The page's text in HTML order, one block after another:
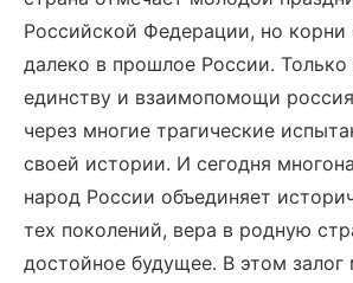
Российской Федерации, но корни
далеко в прошлое России. Только
единству и взаимопомощи
через многие трагические
своей истории. И сегодня
народ России объединяет
тех поколений, вера в родную
достойное будущее. В этом залог